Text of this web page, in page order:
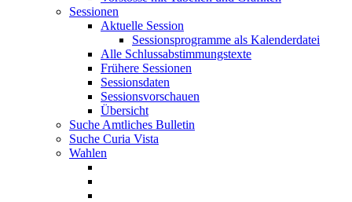
Sessionen
Aktuelle Session
Sessionsprogramme als Kalenderdatei
Alle Schlussabstimmungstexte
Frühere Sessionen
Sessionsdaten
Sessionsvorschauen
Übersicht
Suche Amtliches Bulletin
Suche Curia Vista
Wahlen